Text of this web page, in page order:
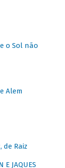
o Sol não
Alem
de Raiz
JAQUES